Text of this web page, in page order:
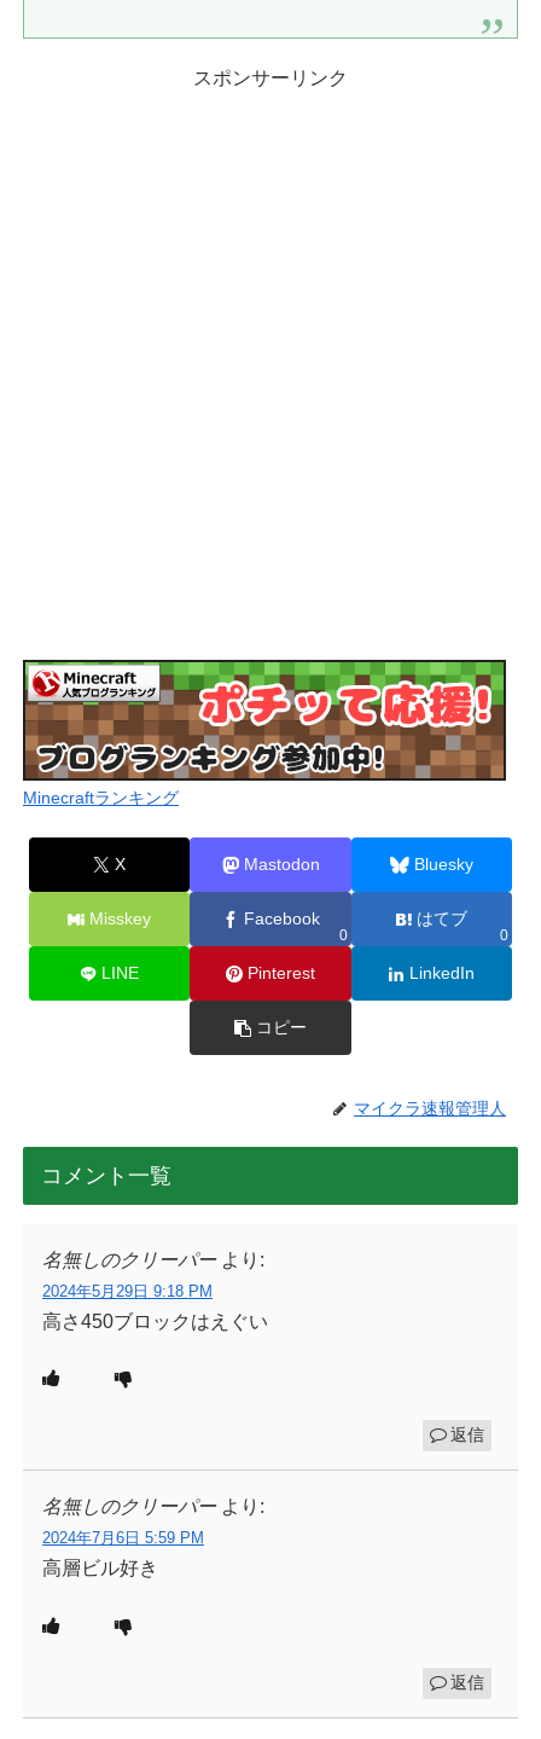
スポンサーリンク
Minecraftランキング
X Mastodon Bluesky
Misskey Facebook
0
はてブ
0
LINE Pinterest LinkedIn
コピー
マイクラ速報管理人
コメント一覧
名無しのクリーパー より:
2024年5月29日 9:18 PM
高さ450ブロックはえぐい
返信
名無しのクリーパー より:
2024年7月6日 5:59 PM
高層ビル好き
返信